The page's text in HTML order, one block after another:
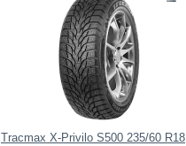
Tracmax X-Privilo S500 235/60 R18